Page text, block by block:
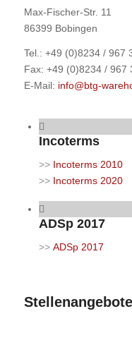
Max-Fischer-Str. 11
86399 Bobingen
Tel.: +49 (0)8234 / 967
Fax: +49 (0)8234 / 967
E-Mail: info@btg-
Incoterms
>> Incoterms 2010
>> Incoterms 2020
ADSp 2017
>> ADSp 2017
Stellenangebote